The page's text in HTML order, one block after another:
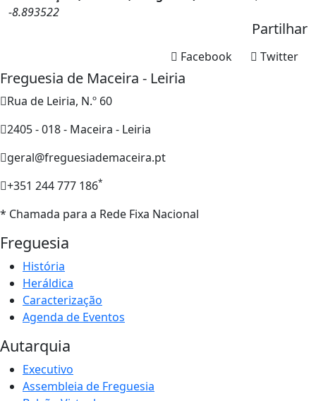
-8.893522
Partilhar
Twitter
Facebook
Freguesia de Maceira - Leiria
Rua de Leiria, N.º 60
2405 - 018 - Maceira - Leiria
geral@freguesiademaceira.pt
+351 244 777 186*
* Chamada para a Rede Fixa Nacional
Freguesia
História
Heráldica
Caracterização
Agenda de Eventos
Autarquia
Executivo
Assembleia de Freguesia